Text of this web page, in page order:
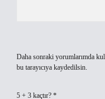
Daha sonraki yorumlarımda
bu tarayıcıya kaydedilsin.
5 + 3 kaçtır? *